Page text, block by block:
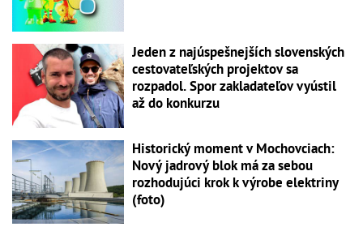
Jeden z najúspešnejších slovenských
cestovateľských projektov sa
rozpadol. Spor zakladateľov vyústil
až do konkurzu
Historický moment v Mochovciach:
Nový jadrový blok má za sebou
rozhodujúci krok k výrobe elektriny
(foto)